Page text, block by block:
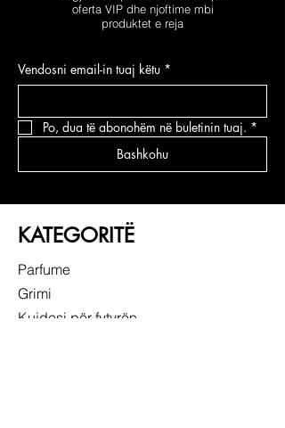
oferta VIP dhe njoftime mbi
produktet e reja
Vendosni email-in tuaj këtu *
Po, dua të abonohëm në buletinin tuaj. *
Bashkohu
KATEGORITË
Parfume
Grimi
Kujdesi për fytyrën